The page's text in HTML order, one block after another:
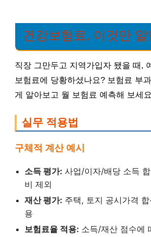
건강보험료, 이것만 알
직장 그만두고 지역가입자 됐을 때,
보험료에 당황하셨나요? 보험료 부
게 알아보고 월 보험료 예측해 보세
실무 적용법
구체적 계산 예시
소득 평가: 사업/이자/배당 소득
비 제외
재산 평가: 주택, 토지 공시가격
용
보험료율 적용: 소득/재산 점수에